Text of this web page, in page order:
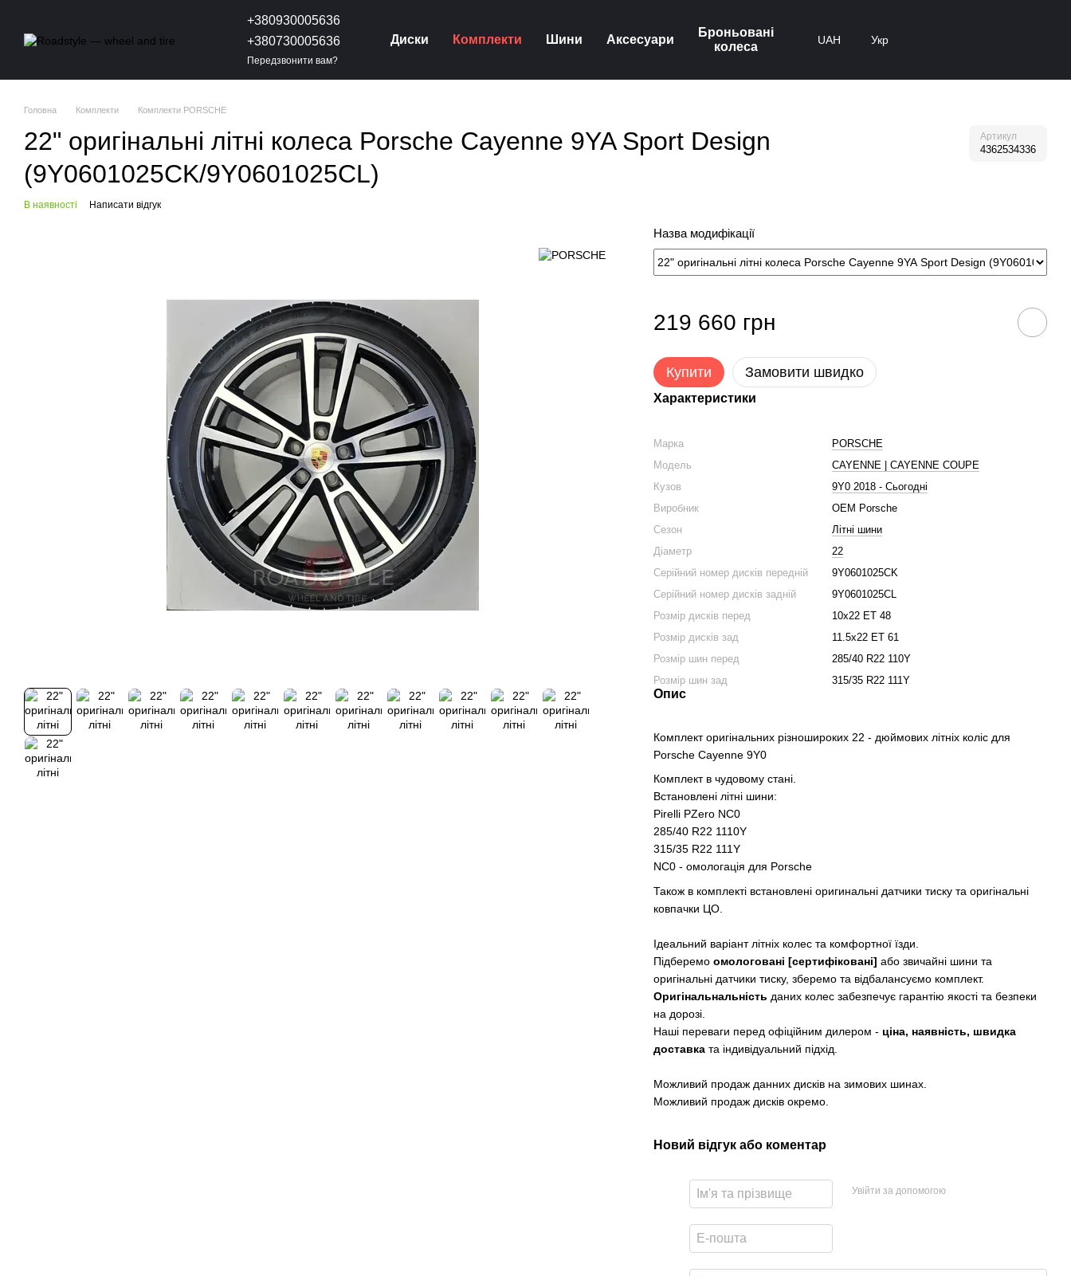
+380930005636
+380730005636
Передзвонити вам?
Диски Комплекти Шини Аксесуари
Броньовані
колеса
UAH Укр
Головна Комплекти Комплекти PORSCHE
22" оригінальні літні колеса Porsche Cayenne 9YA Sport Design
(9Y0601025CK/9Y0601025CL)
Артикул
4362534336
В наявності Написати відгук
Назва модифікації
219 660 грн
Купити Замовити швидко
Характеристики
Марка
PORSCHE
Модель
CAYENNE | CAYENNE COUPE
Кузов
9Y0 2018 - Сьогодні
Виробник
OEM Porsche
Сезон
Літні шини
Діаметр
22
Серійний номер дисків передній
9Y0601025CK
Серійний номер дисків задній
9Y0601025CL
Розмір дисків перед
10х22 ЕТ 48
Розмір дисків зад
11.5х22 ЕТ 61
Розмір шин перед
285/40 R22 110Y
Розмір шин зад
315/35 R22 111Y
Опис
Комплект оригінальних різношироких 22 - дюймових літніх коліс для
Porsche Cayenne 9Y0
Комплект в чудовому стані.
Встановлені літні шини:
Pirelli PZero NC0
285/40 R22 1110Y
315/35 R22 111Y
NC0 - омологація для Porsche
Також в комплекті встановлені оригинальні датчики тиску та оригінальні
ковпачки ЦО.
Ідеальний варіант літніх колес та комфортної їзди.
Підберемоомологовані [сертифіковані]або звичайні шини та
оригінальні датчики тиску, зберемо та відбалансуємо комплект.
Оригінальнальність даних колес забезпечує гарантію якості та безпеки
на дорозі.
Наші переваги перед офіційним дилером - ціна, наявність, швидка
доставка та індивідуальний підхід.
Можливий продаж данних дисків на зимових шинах.
Можливий продаж дисків окремо.
Новий відгук або коментар
Увійти за допомогою